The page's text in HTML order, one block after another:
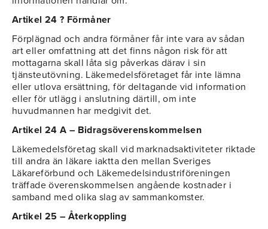
Artikel 24 ? Förmåner
Förplägnad och andra förmåner får inte vara av sådan
art eller omfattning att det finns någon risk för att
mottagarna skall låta sig påverkas därav i sin
tjänsteutövning. Läkemedelsföretaget får inte lämna
eller utlova ersättning, för deltagande vid information
eller för utlägg i anslutning därtill, om inte
huvudmannen har medgivit det.
Artikel 24 A – Bidragsöverenskommelsen
Läkemedelsföretag skall vid marknadsaktiviteter riktade
till andra än läkare iaktta den mellan Sveriges
Läkareförbund och Läkemedelsindustriföreningen
träffade överenskommelsen angående kostnader i
samband med olika slag av sammankomster.
Artikel 25 – Återkoppling